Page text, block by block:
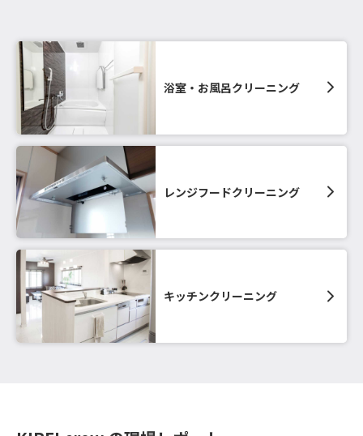
浴室・お風呂クリーニング
レンジフードクリーニング
キッチンクリーニング